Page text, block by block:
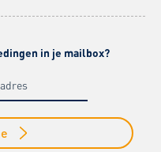
in je mailbox?